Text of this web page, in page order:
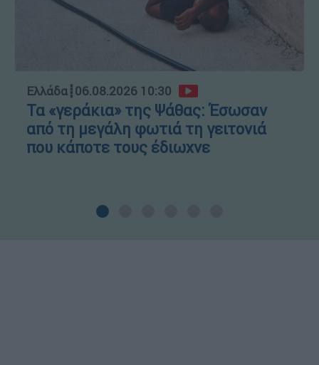
Ελλάδα┋06.08.2026 10:30
Τα «γεράκια» της Ψάθας: Έσωσαν
από τη μεγάλη φωτιά τη γειτονιά
που κάποτε τους έδιωχνε